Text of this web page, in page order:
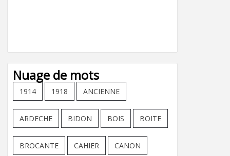
Nuage de mots
1914 1918 ANCIENNE
ARDECHE BIDON BOIS BOITE
BROCANTE CAHIER CANON